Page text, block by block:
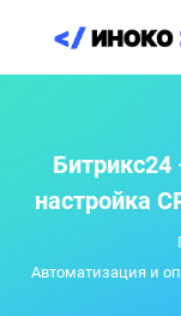
настройка
Автоматизация и